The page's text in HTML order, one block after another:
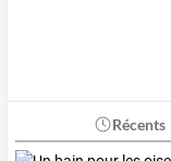
Récents